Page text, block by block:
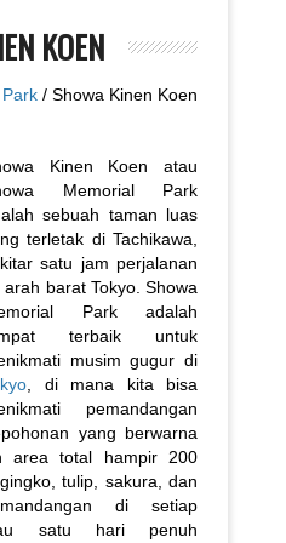
KOEN
Park / Showa Kinen Koen
Kinen Koen atau
Memorial Park
sebuah taman luas
terletak di Tachikawa,
satu jam perjalanan
arah barat Tokyo. Showa
Park adalah
terbaik untuk
musim gugur di
, di mana kita bisa
pemandangan
yang berwarna
area total hampir 200
tulip, sakura, dan
di setiap
satu hari penuh